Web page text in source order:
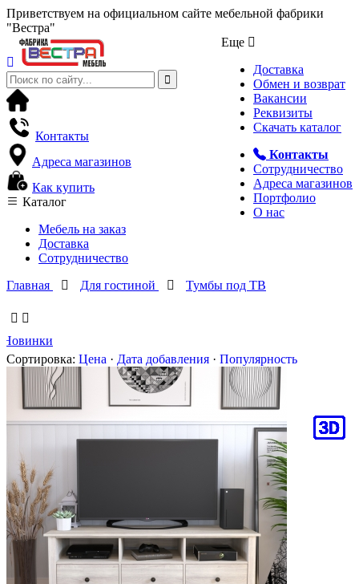
Приветствуем на официальном сайте мебельной фабрики
"Вестра"
Еще
Доставка
Обмен и возврат
Вакансии
Реквизиты
Скачать каталог
Контакты
Сотрудничество
Адреса магазинов
Портфолио
О нас
Контакты
Адреса магазинов
Как купить
Каталог
Мебель на заказ
Доставка
Сотрудничество
Главная
Для гостиной Тумбы под ТВ
Новинки
Сортировка: Цена · Дата добавления · Популярность